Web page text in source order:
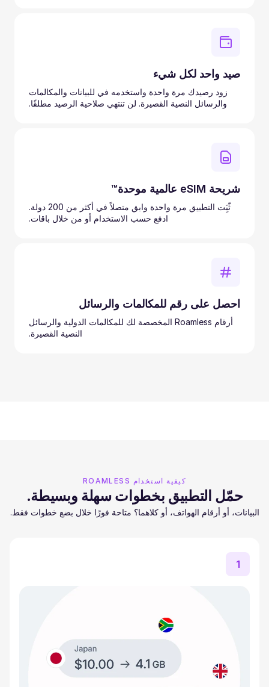
صيد واحد لكل شيء
زود رصيدك مرة واحدة واستخدمه في للبيانات والمكالمات
والرسائل النصية القصيرة. لن تنتهي صلاحية الرصيد مطلقًا.
شريحة eSIM عالمية موحدة™
ثّبَِت التطبيق مرة واحدة وابق متصلاً في أكثر من 200 دولة.
ادفع حسب الاستخدام أو من خلال باقات.
احصل على رقم للمكالمات والرسائل
أرقام Roamless المخصصة لك للمكالمات الدولية والرسائل
النصية القصيرة.
كيفية استخدام ROAMLESS
حمّل التطبيق بخطوات سهلة وبسيطة.
البيانات، أو أرقام الهواتف، أو كلاهما؟ متاحة فورًا خلال بضع خطوات فقط.
1